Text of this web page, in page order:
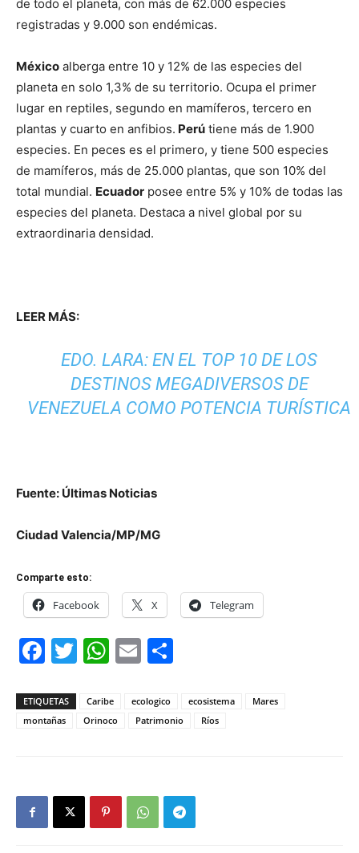
de todo el planeta, con más de 62.000 especies
registradas y 9.000 son endémicas.
México alberga entre 10 y 12% de las especies del
planeta en solo 1,3% de su territorio. Ocupa el primer
lugar en reptiles, segundo en mamíferos, tercero en
plantas y cuarto en anfibios. Perú tiene más de 1.900
especies. En peces es el primero, y tiene 500 especies
de mamíferos, más de 25.000 plantas, que son 10% del
total mundial. Ecuador posee entre 5% y 10% de todas las
especies del planeta. Destaca a nivel global por su
extraordinaria densidad.
LEER MÁS:
EDO. LARA: EN EL TOP 10 DE LOS
DESTINOS MEGADIVERSOS DE
VENEZUELA COMO POTENCIA TURÍSTICA
Fuente: Últimas Noticias
Ciudad Valencia/MP/MG
Comparte esto:
Facebook X Telegram
Facebook
Twitter
WhatsApp
Email
ETIQUETAS Caribe ecologico ecosistema
Mares
montañas
Orinoco Patrimonio Ríos